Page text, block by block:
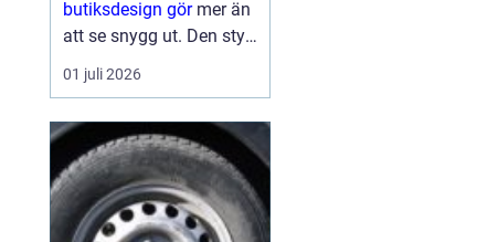
butiksdesign görmer än
att se snygg ut. Den styr
kundens väg genom
lokalen, påverkar vilka
korgen och avgör hur
ofta kunden kommer
tillbaka. När hyllor,
fruktbord, brödsk...
01 juli 2026